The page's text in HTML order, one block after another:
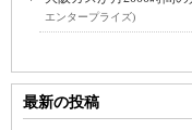
エンタープライズ)
最新の投稿